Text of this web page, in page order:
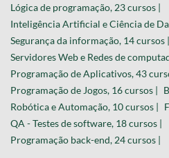
Lógica de programação, 23 cursos |
Inteligência Artificial e Ciência de
Segurança da informação, 14 cursos |
Servidores Web e Redes de
Programação de Aplicativos, 43
Programação de Jogos, 16 cursos |
Robótica e Automação, 10 cursos |
QA - Testes de software, 18 cursos |
Programação back-end, 24 cursos |